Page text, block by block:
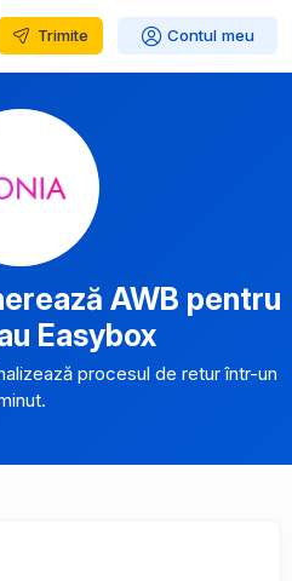
Trimite Contul meu
AWB pentru
Easybox
procesul de retur într-un